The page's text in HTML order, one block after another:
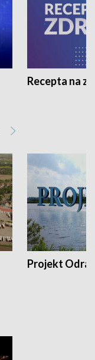
Recepta na
Projekt Odra